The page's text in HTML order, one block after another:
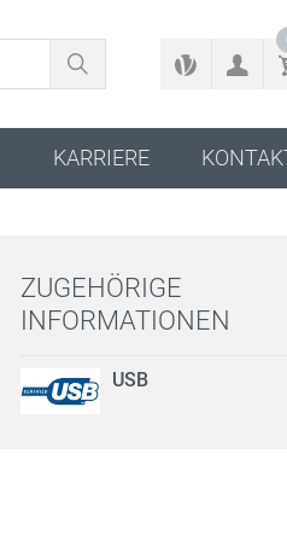
ZURÜCK ZUM
KARRIERE
ZUGEHÖRIGE
INFORMATIONEN
USB